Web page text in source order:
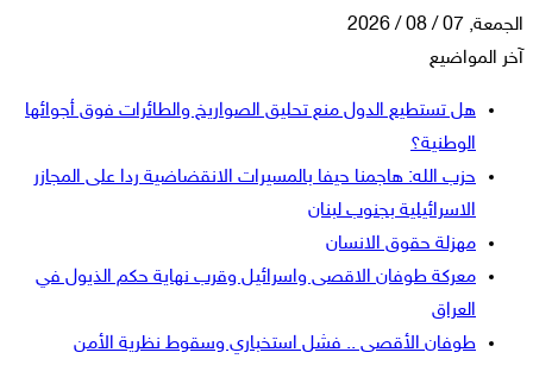
الجمعة, 07 / 08 / 2026
آخر المواضيع
هل تستطيع الدول منع تحليق الصواريخ والطائرات فوق أجوائها
الوطنية؟
حزب الله: هاجمنا حيفا بالمسيرات الانقضاضية ردا على المجازر
الاسرائيلية بجنوب لبنان
مهزلة حقوق الانسان
معركة طوفان الاقصى واسرائيل وقرب نهاية حكم الذيول في
العراق
طوفان الأقصى .. فشل استخباري وسقوط نظرية الأمن